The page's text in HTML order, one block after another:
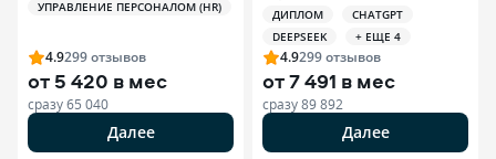
УПРАВЛЕНИЕ ПЕРСОНАЛОМ (HR)
4.9299отзывов
от 5 420 в мес
сразу65 040
Далее
ДИПЛОМ
CHATGPT
DEEPSEEK
+ ЕЩЕ 4
4.9299отзывов
от7 491 в мес
сразу89 892
Далее